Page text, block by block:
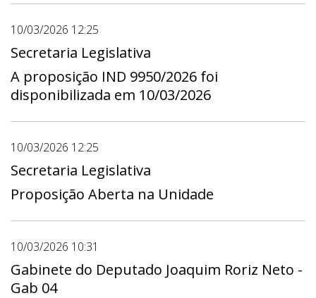
10/03/2026 12:25
Secretaria Legislativa
A proposição IND 9950/2026 foi
disponibilizada em 10/03/2026
10/03/2026 12:25
Secretaria Legislativa
Proposição Aberta na Unidade
10/03/2026 10:31
Gabinete do Deputado Joaquim Roriz Neto -
Gab 04